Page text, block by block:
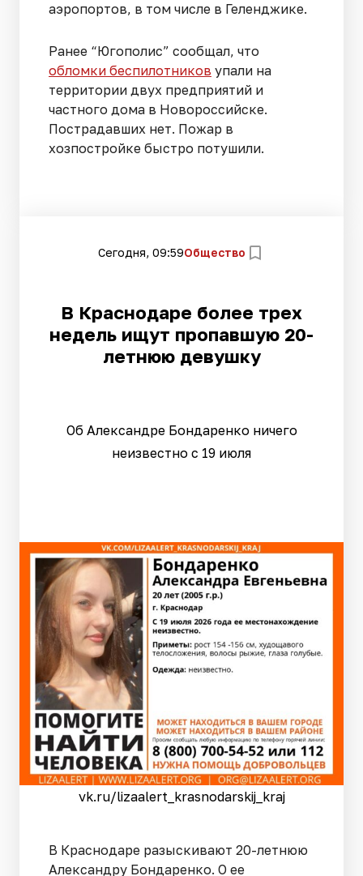
аэропортов, в том числе в Геленджике.
Ранее “Югополис” сообщал, что
обломки беспилотников упали на
территории двух предприятий и
частного дома в Новороссийске.
Пострадавших нет. Пожар в
хозпостройке быстро потушили.
Сегодня, 09:59Общество
В Краснодаре более трех
недель ищут пропавшую 20-
летнюю девушку
Об Александре Бондаренко ничего
неизвестно с 19 июля
vk.ru/lizaalert_krasnodarskij_kraj
В Краснодаре разыскивают 20-летнюю
Александру Бондаренко. О ее